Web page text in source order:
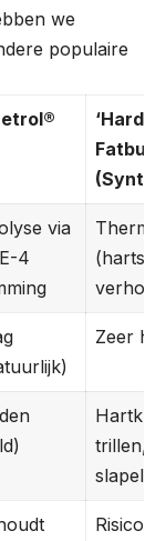
we
populaire
‘Harde’
via
4
Zeer
trillen,
Risico